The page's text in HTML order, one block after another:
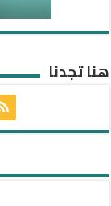
هنا تجدنا